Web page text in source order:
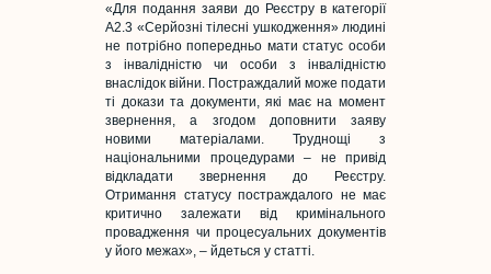
«Для подання заяви до Реєстру в категорії
A2.3 «Серйозні тілесні ушкодження» людині
не потрібно попередньо мати статус особи
з інвалідністю чи особи з інвалідністю
внаслідок війни. Постраждалий може подати
ті докази та документи, які має на момент
звернення, а згодом доповнити заяву
новими матеріалами. Труднощі з
національними процедурами – не привід
відкладати звернення до Реєстру.
Отримання статусу постраждалого не має
критично залежати від кримінального
провадження чи процесуальних документів
у його межах», – йдеться у статті.